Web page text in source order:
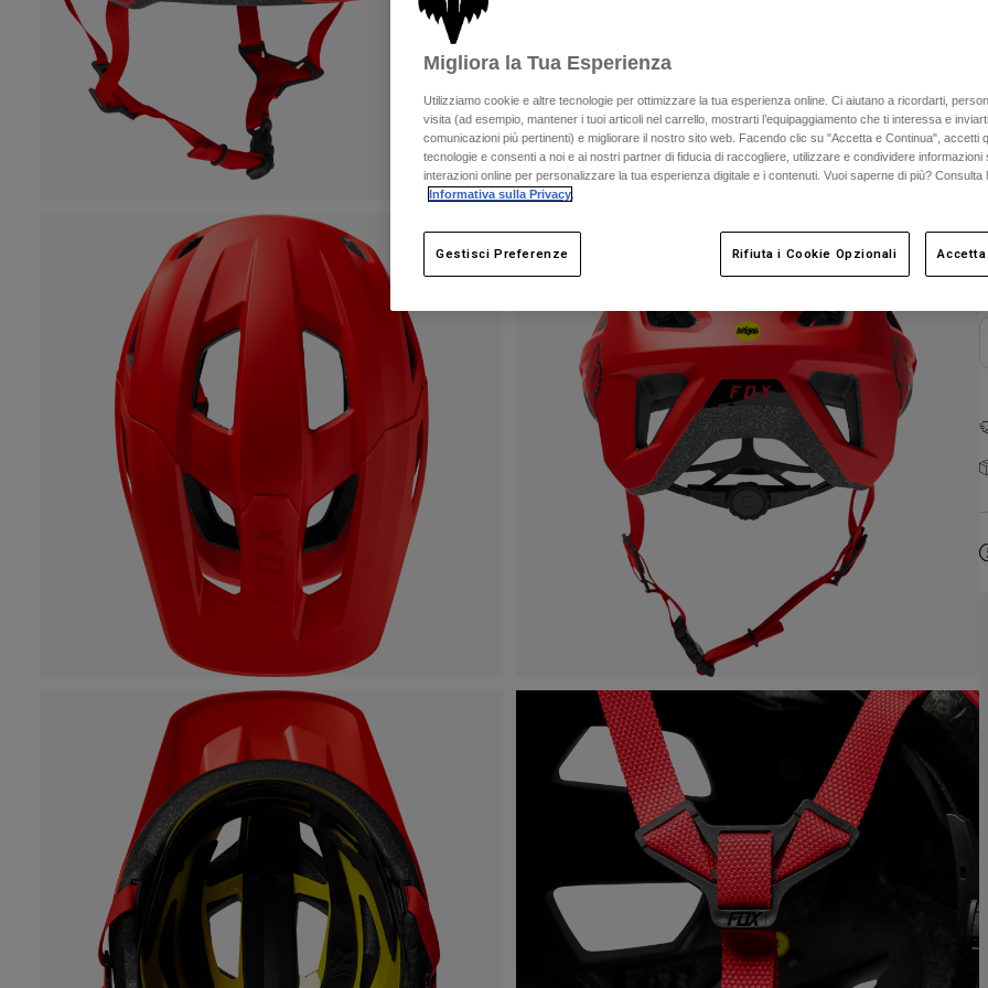
Migliora la Tua Esperienza
Utilizziamo cookie e altre tecnologie per ottimizzare la tua esperienza online. Ci aiutano a ricordarti,
visita (ad esempio, mantener i tuoi articoli nel carrello, mostrarti l’equipaggiamento che ti interessa e
comunicazioni più pertinenti) e migliorare il nostro sito web. Facendo clic su "Accetta e Continua", accetti
tecnologie e consenti a noi e ai nostri partner di fiducia di raccogliere, utilizzare e condividere informazioni
interazioni online per personalizzare la tua esperienza digitale e i contenuti. Vuoi saperne di più? Consulta
Informativa sulla Privacy
Gestisci Preferenze Rifiuta i Cookie Opzionali